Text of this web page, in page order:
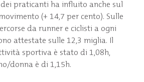
dei praticanti ha influito anche sul
(+ 14,7 per cento). Sulle
da runner e ciclisti a ogni
attestate sulle 12,3 miglia. Il
sportiva è stato di 1,08h,
donna è di 1,15h.